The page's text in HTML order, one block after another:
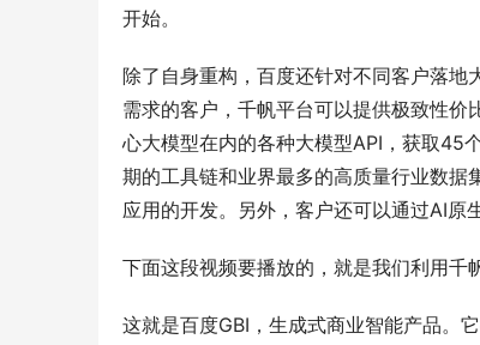
开始。
除了自身重构，百度还针对不同客户落地
需求的客户，千帆平台可以提供极致性
心大模型在内的各种大模型API，获取45
期的工具链和业界最多的高质量行业数
应用的开发。另外，客户还可以通过AI原
下面这段视频要播放的，就是我们利用千
这就是百度GBI，生成式商业智能产品。